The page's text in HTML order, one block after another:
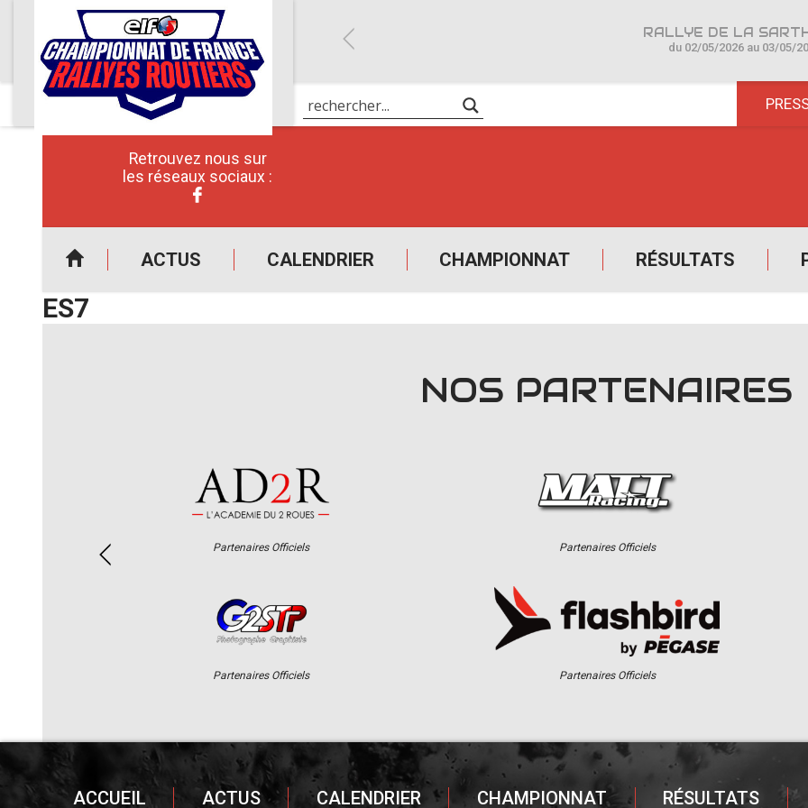
Retrouvez nous sur
les réseaux sociaux :
ACTUS CALENDRIER CHAMPIONNAT RÉSULTATS
du 02/05/2026 au 03/05/
ES7
NOS PARTENAIRES
Partenaires Officiels
Partenaires Officiels
Partenaires Officiels
Partenaires Officiels
ACCUEIL ACTUS CALENDRIER CHAMPIONNAT RÉSULTATS